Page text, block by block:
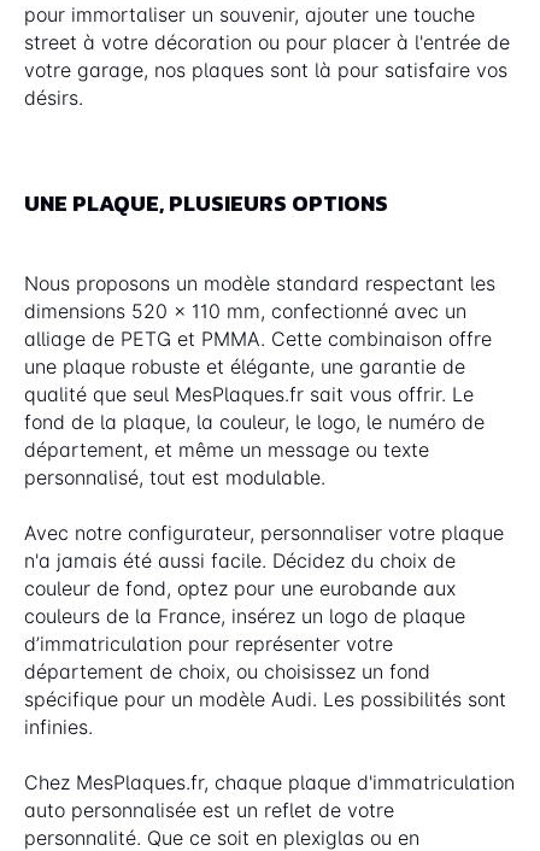
pour immortaliser un souvenir, ajouter une touche
street à votre décoration ou pour placer à l'entrée de
votre garage, nos plaques sont là pour satisfaire vos
désirs.
UNE PLAQUE, PLUSIEURS OPTIONS
Nous proposons un modèle standard respectant les
dimensions 520 x 110 mm, confectionné avec un
alliage de PETG et PMMA. Cette combinaison offre
une plaque robuste et élégante, une garantie de
qualité que seul MesPlaques.fr sait vous offrir. Le
fond de la plaque, la couleur, le logo, le numéro de
département, et même un message ou texte
personnalisé, tout est modulable.
Avec notre configurateur, personnaliser votre plaque
n'a jamais été aussi facile. Décidez du choix de
couleur de fond, optez pour une eurobande aux
couleurs de la France, insérez un logo de plaque
d’immatriculation pour représenter votre
département de choix, ou choisissez un fond
spécifique pour un modèle Audi. Les possibilités sont
infinies.
Chez MesPlaques.fr, chaque plaque d'immatriculation
auto personnalisée est un reflet de votre
personnalité. Que ce soit en plexiglas ou en